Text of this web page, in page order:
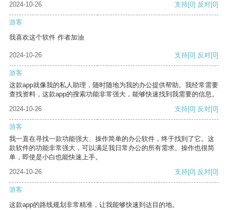
2024-10-26 支持[0] 反对[0]
游客
我喜欢这个软件 作者加油
2024-10-26 支持[0] 反对[0]
游客
这款app就像我的私人助理，随时随地为我的办公提供帮助。我经常需要
查找资料，这款app的搜索功能非常强大，能够快速找到我需要的信息。
2024-10-26
支持[0] 反对[0]
游客
我一直在寻找一款功能强大、操作简单的办公软件，终于找到了它。这
款软件的功能非常强大，可以满足我日常办公的所有需求。操作也很简
单，即使是小白也能快速上手。
2024-10-26
支持[0] 反对[0]
游客
这款app的路线规划非常精准，让我能够快速到达目的地。